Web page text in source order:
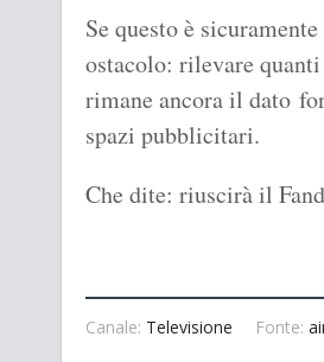
Se questo è
ostacolo: rilevare
rimane ancora il dato
spazi pubblicitari.
Che dite: riuscirà il
Canale: Televisione Fonte: